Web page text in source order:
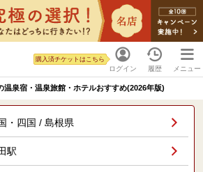
ログイン
購入済チケットはこちら
履歴 メニュー
温泉宿・温泉旅館・ホテルおすすめ(2026年版)
・四国 / 島根県
駅